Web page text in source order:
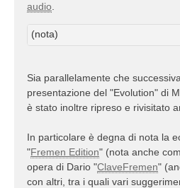
audio
(nota)
Sia parallelamente che
presentazione del "Evolution" di
è stato inoltre ripreso e rivisitato
In particolare è degna di nota la
"Fremen Edition" (nota anche
opera di Dario "ClaveFremen"
con altri, tra i quali vari